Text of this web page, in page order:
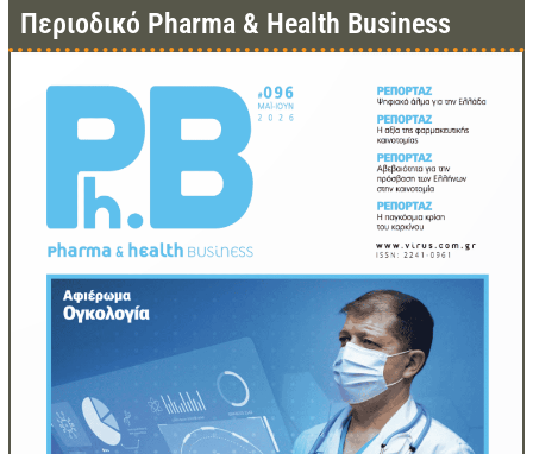
Περιοδικό Pharma & Health Business